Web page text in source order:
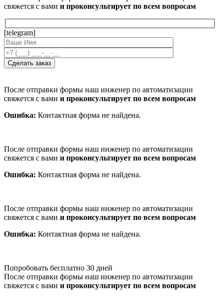
свяжется с вами и проконсультирует по всем вопросам
[telegram]
После отправки формы наш инженер по автоматизации
свяжется с вами и проконсультирует по всем вопросам
Ошибка: Контактная форма не найдена.
После отправки формы наш инженер по автоматизации
свяжется с вами и проконсультирует по всем вопросам
Ошибка: Контактная форма не найдена.
После отправки формы наш инженер по автоматизации
свяжется с вами и проконсультирует по всем вопросам
Ошибка: Контактная форма не найдена.
Попробовать бесплатно 30 дней
После отправки формы наш инженер по автоматизации
свяжется с вами и проконсультирует по всем вопросам